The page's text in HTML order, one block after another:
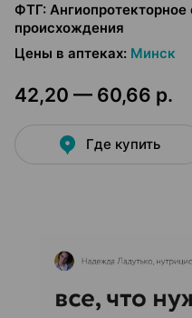
ФТГ: Ангиопротекторное
происхождения
Цены в аптеках: Минск
42,20 — 60,66 р.
Где купить